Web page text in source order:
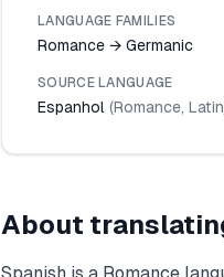
LANGUAGE FAMILIES
Romance → Germanic
SOURCE LANGUAGE
Espanhol (Romance, Latin
About